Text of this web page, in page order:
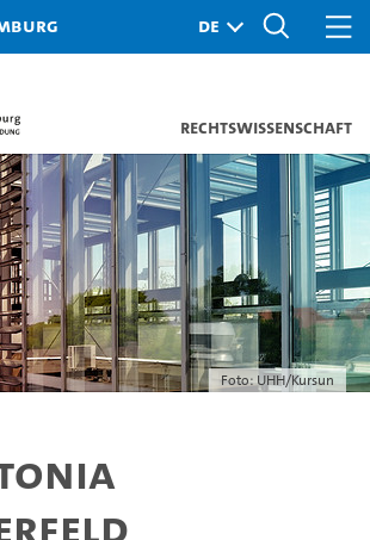
Rechtswissenschaft
Foto: UHH/Kursun